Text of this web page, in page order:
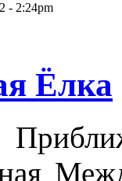
- 2:24pm
Ёлка